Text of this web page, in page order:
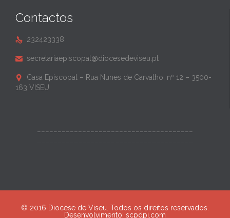
Contactos
 232423338
 secretariaepiscopal@diocesedeviseu.pt

Casa Episcopal – Rua Nunes de Carvalho, nº 12 – 3500-
163 VISEU
© 2016 Diocese de Viseu. Todos os direitos reservados.
Desenvolvimento: scpdpi.com